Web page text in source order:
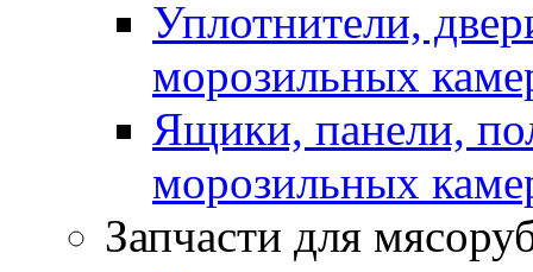
Уплотнители,
морозильных
Ящики, панели,
морозильных
Запчасти для